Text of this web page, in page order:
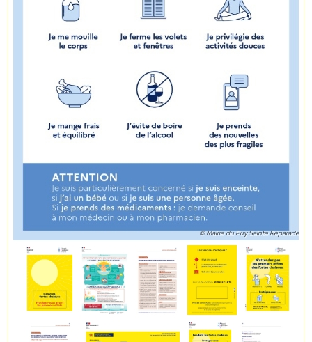
© Mairie du Puy Sainte Réparade